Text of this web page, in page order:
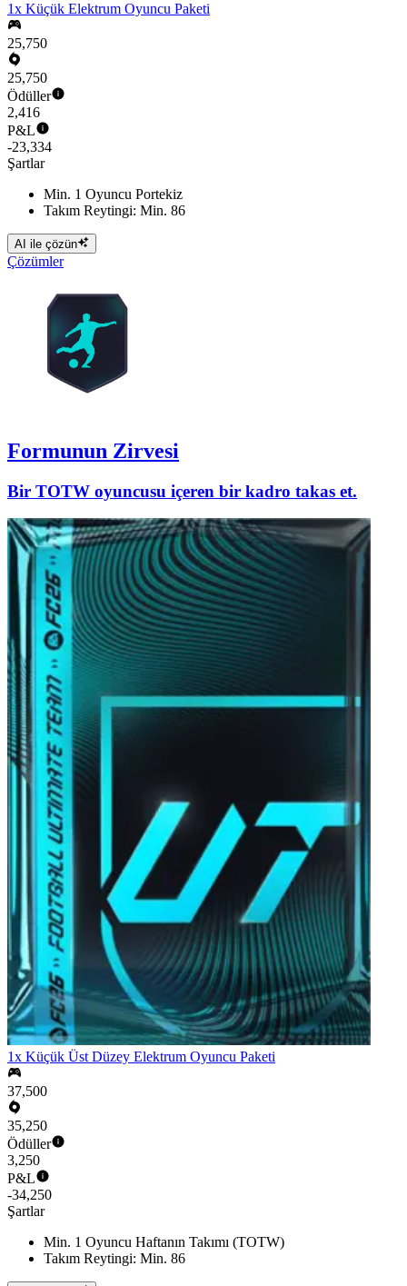
1x Küçük Elektrum Oyuncu Paketi
25,750
25,750
Ödüller
2,416
P&L
-23,334
Şartlar
Min. 1 Oyuncu Portekiz
Takım Reytingi: Min. 86
AI ile çözün
Çözümler
Formunun Zirvesi
Bir TOTW oyuncusu içeren bir kadro takas et.
1x Küçük Üst Düzey Elektrum Oyuncu Paketi
37,500
35,250
Ödüller
3,250
P&L
-34,250
Şartlar
Min. 1 Oyuncu Haftanın Takımı (TOTW)
Takım Reytingi: Min. 86